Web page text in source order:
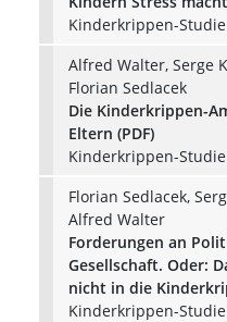
Kinderkrippen-Studie
Alfred Walter, Serge
Florian Sedlacek
Die Kinderkrippen-
Eltern (PDF)
Kinderkrippen-
Florian Sedlacek,
Alfred Walter
Forderungen an
Gesellschaft. Oder:
nicht in die
Kinderkrippen-